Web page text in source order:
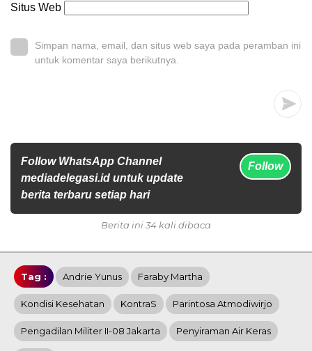
Situs Web
Simpan nama, email, dan situs web saya pada peramban ini
untuk komentar saya berikutnya.
Follow WhatsApp Channel
mediadelegasi.id untuk update
berita terbaru setiap hari
Follow
Berita ini 34 kali dibaca
Tag : Andrie Yunus Faraby Martha
Kondisi Kesehatan KontraS Parintosa Atmodiwirjo
Pengadilan Militer II-08 Jakarta Penyiraman Air Keras